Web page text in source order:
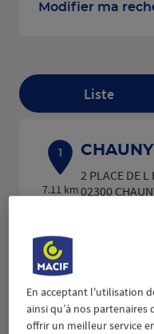
Modifier ma
Liste
1
7.11 km
CHAUNY
2 PLACE DE L
02300
En acceptant l'utilisation
ainsi qu’à nos
offrir un meilleur service